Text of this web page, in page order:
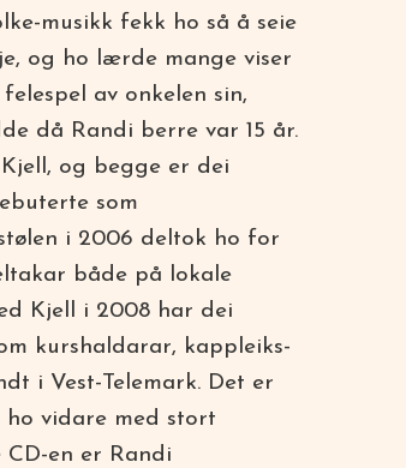
musikk fekk ho så å seie
og ho lærde mange viser
av onkelen sin,
då Randi berre var 15 år.
og begge er dei
som
i 2006 deltok ho for
både på lokale
Kjell i 2008 har dei
kurshaldarar, kappleiks-
i Vest-Telemark. Det er
vidare med stort
en er Randi